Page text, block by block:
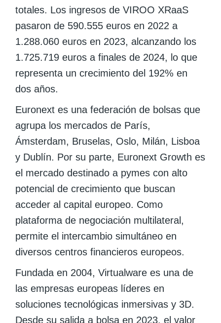
totales. Los ingresos de VIROO XRaaS
pasaron de 590.555 euros en 2022 a
1.288.060 euros en 2023, alcanzando los
1.725.719 euros a finales de 2024, lo que
representa un crecimiento del 192% en
dos años.
Euronext es una federación de bolsas que
agrupa los mercados de París,
Ámsterdam, Bruselas, Oslo, Milán, Lisboa
y Dublín. Por su parte, Euronext Growth es
el mercado destinado a pymes con alto
potencial de crecimiento que buscan
acceder al capital europeo. Como
plataforma de negociación multilateral,
permite el intercambio simultáneo en
diversos centros financieros europeos.
Fundada en 2004, Virtualware es una de
las empresas europeas líderes en
soluciones tecnológicas inmersivas y 3D.
Desde su salida a bolsa en 2023, el valor